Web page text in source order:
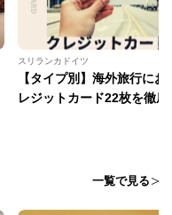
スリランカドイツ
【タイプ別】海外旅行に
レジットカード22枚を徹底
一覧で見る